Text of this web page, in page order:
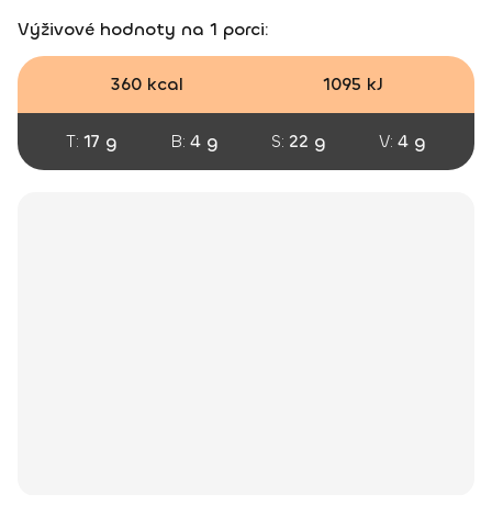
Výživové hodnoty na 1 porci:
360 kcal 1095 kJ
T: 17 g B: 4 g S: 22 g V: 4 g